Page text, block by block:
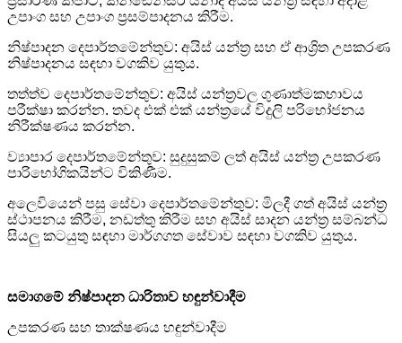
උපාංග සහ උපාංග ප්‍රසම්පාදනය කිරීම.
නිෂ්පාදන දෙපාර්තමේන්තුව: අයිස් යන්ත්‍ර සහ ඒ ආශ්‍රිත උපකරණ
නිෂ්පාදනය සඳහා වගකිව යුතුය.
තත්ත්ව දෙපාර්තමේන්තුව: අයිස් යන්ත්‍රවල ගුණාත්මකභාවය
පරීක්ෂා කරන්න. තවද එක් එක් යන්ත්‍රයේ විදුලි පරිභෝජනය
නිරීක්ෂණය කරන්න.
ව්‍යාපාර දෙපාර්තමේන්තුව: සුදුසුකම් ලත් අයිස් යන්ත්‍ර උපකරණ
පාරිභෝගිකයින්ට විකිණීම.
අලෙවියෙන් පසු සේවා දෙපාර්තමේන්තුව: මිලදී ගත් අයිස් යන්ත්‍ර
ස්ථාපනය කිරීම, නඩත්තු කිරීම සහ අයිස් සාදන යන්ත්‍ර සම්බන්ධ
සියලු කටයුතු සඳහා මාර්ගගත සේවාව සඳහා වගකිව යුතුය.
සමාගමේ නිෂ්පාදන ධාරිතාව හඳුන්වාදීම
උපකරණ සහ තාක්ෂණය හඳුන්වාදීම